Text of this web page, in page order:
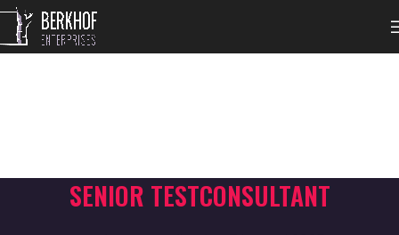
SENIOR TESTCONSULTANT